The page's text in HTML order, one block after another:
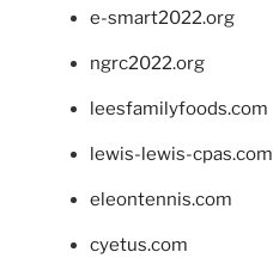
e-smart2022.org
ngrc2022.org
leesfamilyfoods.com
lewis-lewis-cpas.com
eleontennis.com
cyetus.com